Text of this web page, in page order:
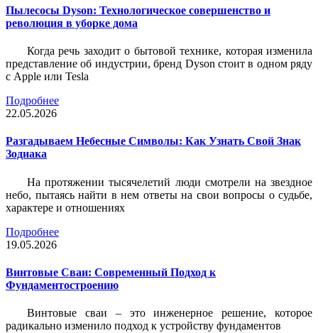
Пылесосы Dyson: Технологическое совершенство и
революция в уборке дома
Когда речь заходит о бытовой технике, которая изменила
представление об индустрии, бренд Dyson стоит в одном ряду
с Apple или Tesla
Подробнее
22.05.2026
Разгадываем Небесные Символы: Как Узнать Свой Знак
Зодиака
На протяжении тысячелетий люди смотрели на звездное
небо, пытаясь найти в нем ответы на свои вопросы о судьбе,
характере и отношениях
Подробнее
19.05.2026
Винтовые Сваи: Современный Подход к
Фундаментостроению
Винтовые сваи – это инженерное решение, которое
радикально изменило подход к устройству фундаментов